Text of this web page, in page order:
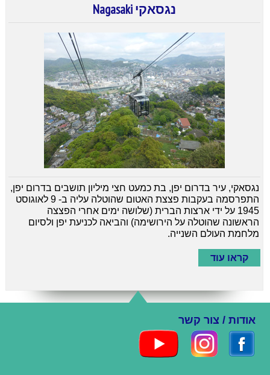
נגסאקי Nagasaki
נגסאקי, עיר בדרום יפן, בת כמעט חצי מיליון תושבים בדרום יפן,
התפרסמה בעקבות פצצת האטום שהוטלה עליה ב- 9 לאוגוסט
1945 על ידי ארצות הברית (שלושה ימים אחרי הפצצה
הראשונה שהוטלה על הירושימה) והביאה לכניעת יפן ולסיום
מלחמת העולם השנייה.
קראו עוד
אודות / צור קשר